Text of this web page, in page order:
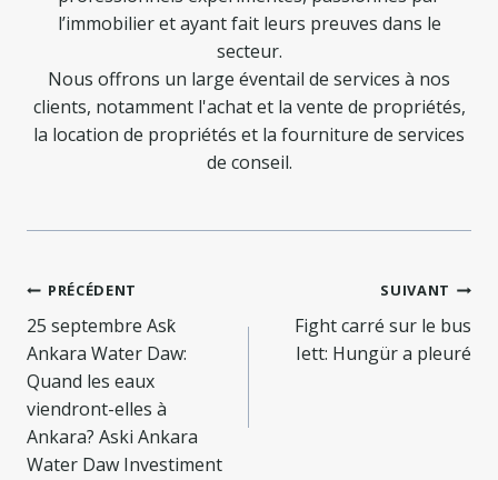
l’immobilier et ayant fait leurs preuves dans le
secteur.
Nous offrons un large éventail de services à nos
clients, notamment l'achat et la vente de propriétés,
la location de propriétés et la fourniture de services
de conseil.
Navigation
de
l’article
PRÉCÉDENT
25 septembre Ask̇
Ankara Water Daw:
Quand les eaux
viendront-elles à
Ankara? Aski Ankara
Water Daw Investiment
SUIVANT
Fight carré sur le bus
Iett: Hungür a pleuré